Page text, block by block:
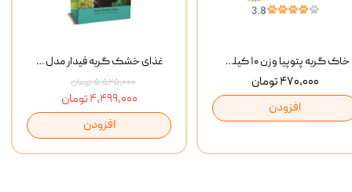
غذای خشک گربه فیدار مدل Adult وزن 10 کیلوگرم
۵,۵۲۵,۰۰۰ تومان
۴,۴۹۹,۰۰۰ تومان
افزودن
خاک گربه پتوپیا وزن ۱۰ کیلوگرم
۴۷۰,۰۰۰ تومان
افزودن